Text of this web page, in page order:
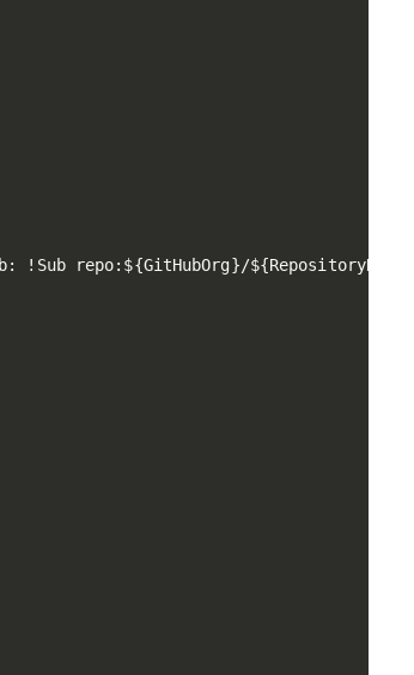
!Sub repo:${GitHubOrg}/